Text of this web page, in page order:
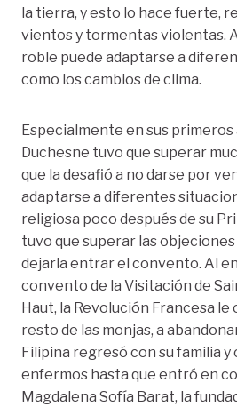
la tierra, y esto lo hace fuerte,
vientos y tormentas violentas.
roble puede adaptarse a
como los cambios de clima.
Especialmente en sus primeros
Duchesne tuvo que superar
que la desafió a no darse por
adaptarse a diferentes
religiosa poco después de su
tuvo que superar las
dejarla entrar el convento. Al
convento de la Visitación de
Haut, la Revolución Francesa
resto de las monjas, a
Filipina regresó con su familia y
enfermos hasta que entró en
Magdalena Sofía Barat, la